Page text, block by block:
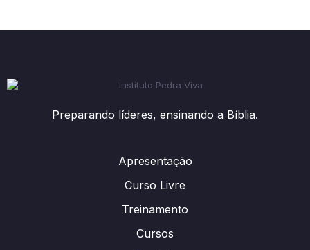
Preparando líderes, ensinando a Bíblia.
Apresentação
Curso Livre
Treinamento
Cursos